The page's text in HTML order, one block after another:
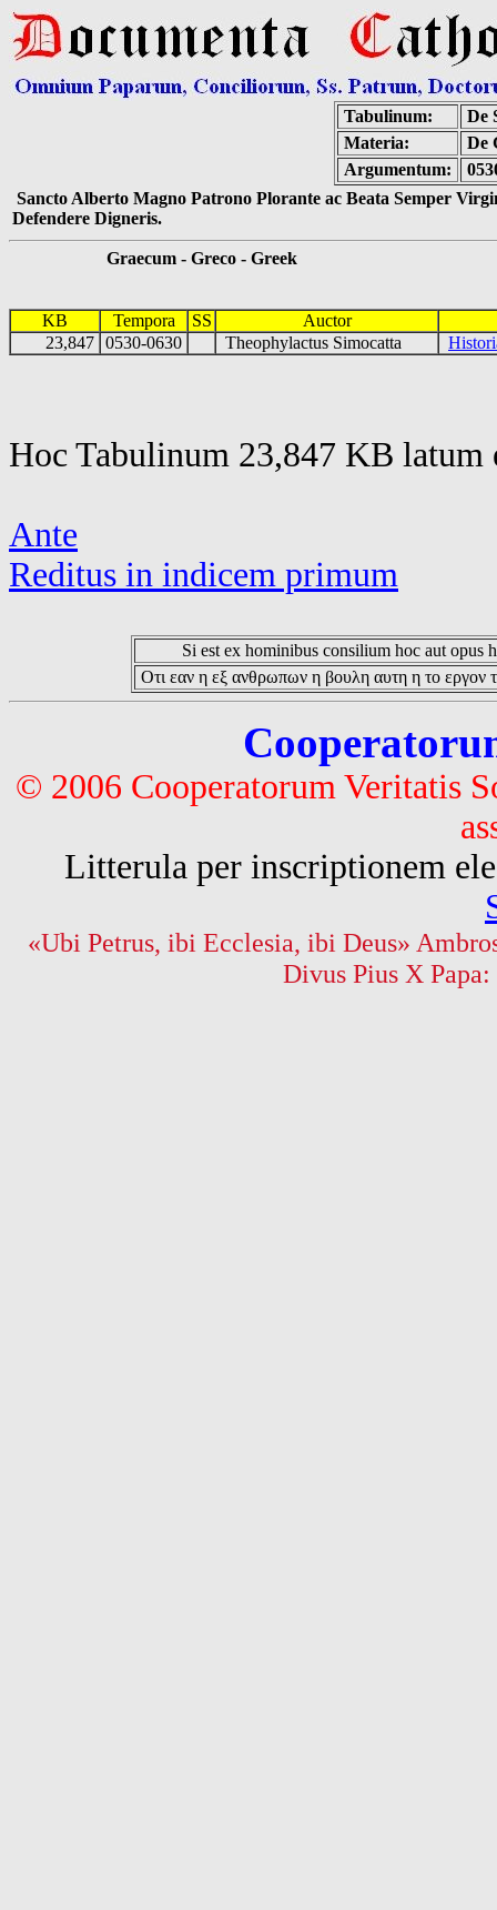
Tabulinum:
De
Materia:
De
Argumentum:
Sancto Alberto Magno Patrono Plorante ac Beata Semper
Defendere Digneris.
Graecum - Greco - Greek
KB Tempora SS
Auctor
23,847 0530-0630 Theophylactus Simocatta
Hoc Tabulinum 23,847 KB latum
Ante
Reditus in indicem primum
Si est ex hominibus consilium hoc aut opus
Οτι εαν η εξ ανθρωπων η βουλη αυτη η το εργον
© 2006 Cooperatorum Veritatis
Litterula per inscriptionem
«Ubi Petrus, ibi Ecclesia, ibi Deus»
Divus Pius X Papa: